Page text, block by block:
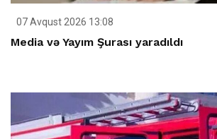
07 Avqust 2026 13:08
Media və Yayım Şurası yaradıldı